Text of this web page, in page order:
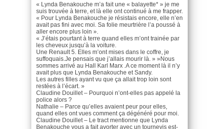
« Lynda Benakouche m’a fait une « balayette* » je me
suis trouvée à terre, et là elle ont continué à me frapper.
« Pour Lynda Benakouche je résistais encore, elle n’en
avait pas fini avec moi. Sa folie meurtrière l’a poussé à
aller encore plus loin ».
« J’étais pourtant à terre quand elles m’ont trainée par
les cheveux jusqu’à la voiture.
Une Renault 5. Elles m’ont mises dans le coffre, je
suffoquais.Je pensais que j’allais mourir là. » »Nous
sommes arrivé au Hall Karl Marx .A ce moment là il n’y
avait plus que Lynda Benakouche et Sandy.
Les autres filles ayant vu que ça allait trop loin sont
restées à l’écart. »
Claudine Douillet – Pourquoi n’ont-elles pas appelé la
police alors ?
Nathalie – Parce qu’elles avaient peur pour elles,
quand elles ont vues comment ça dégénéré pour moi.
Claudine Douillet – Le tract mentionne que Lynda
Benakouche vous a fait avorter avec un tournevis est-